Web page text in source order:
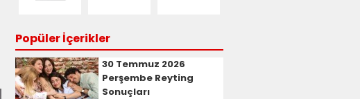
Popüler İçerikler
30 Temmuz 2026
Perşembe Reyting
Sonuçları